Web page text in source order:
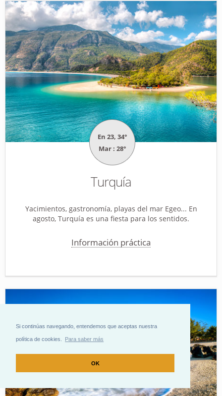
Si continúas navegando, entendemos que aceptas nuestra
política de cookies. Para saber más
OK
En 23, 34°
Mar : 28°
Turquía
Yacimientos, gastronomía, playas del mar Egeo... En
agosto, Turquía es una fiesta para los sentidos.
Información práctica